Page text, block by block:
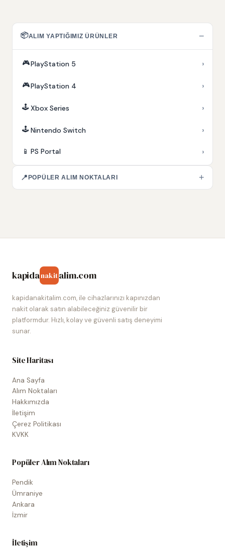
📦ALIM YAPTIĞIMIZ ÜRÜNLER −
🎮PlayStation 5 ›
🎮PlayStation 4 ›
🕹️ Xbox Series ›
🕹️ Nintendo Switch ›
📱 PS Portal ›
📍 POPÜLER ALIM NOKTALARI +
kapidanakitalim.com
kapidanakitalim.com, ile cihazlarınızı kapınızdan
nakit olarak satın alabileceğiniz güvenilir bir
platformdur. Hızlı, kolay ve güvenli satış deneyimi
sunar.
Site Haritası
Ana Sayfa
Alım Noktaları
Hakkımızda
İletişim
Çerez Politikası
KVKK
Popüler Alım Noktaları
Pendik
Ümraniye
Ankara
İzmir
İletişim